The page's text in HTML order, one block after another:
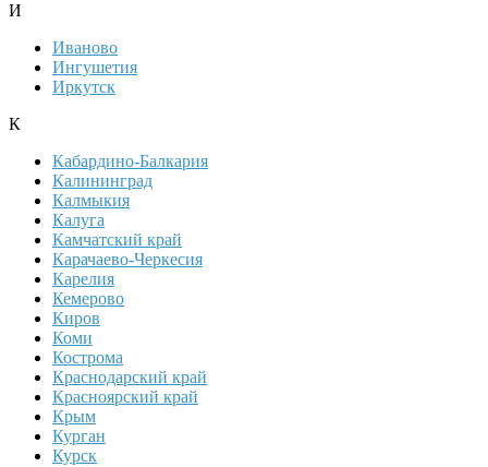
И
Иваново
Ингушетия
Иркутск
К
Кабардино-Балкария
Калининград
Калмыкия
Калуга
Камчатский край
Карачаево-Черкесия
Карелия
Кемерово
Киров
Коми
Кострома
Краснодарский край
Красноярский край
Крым
Курган
Курск